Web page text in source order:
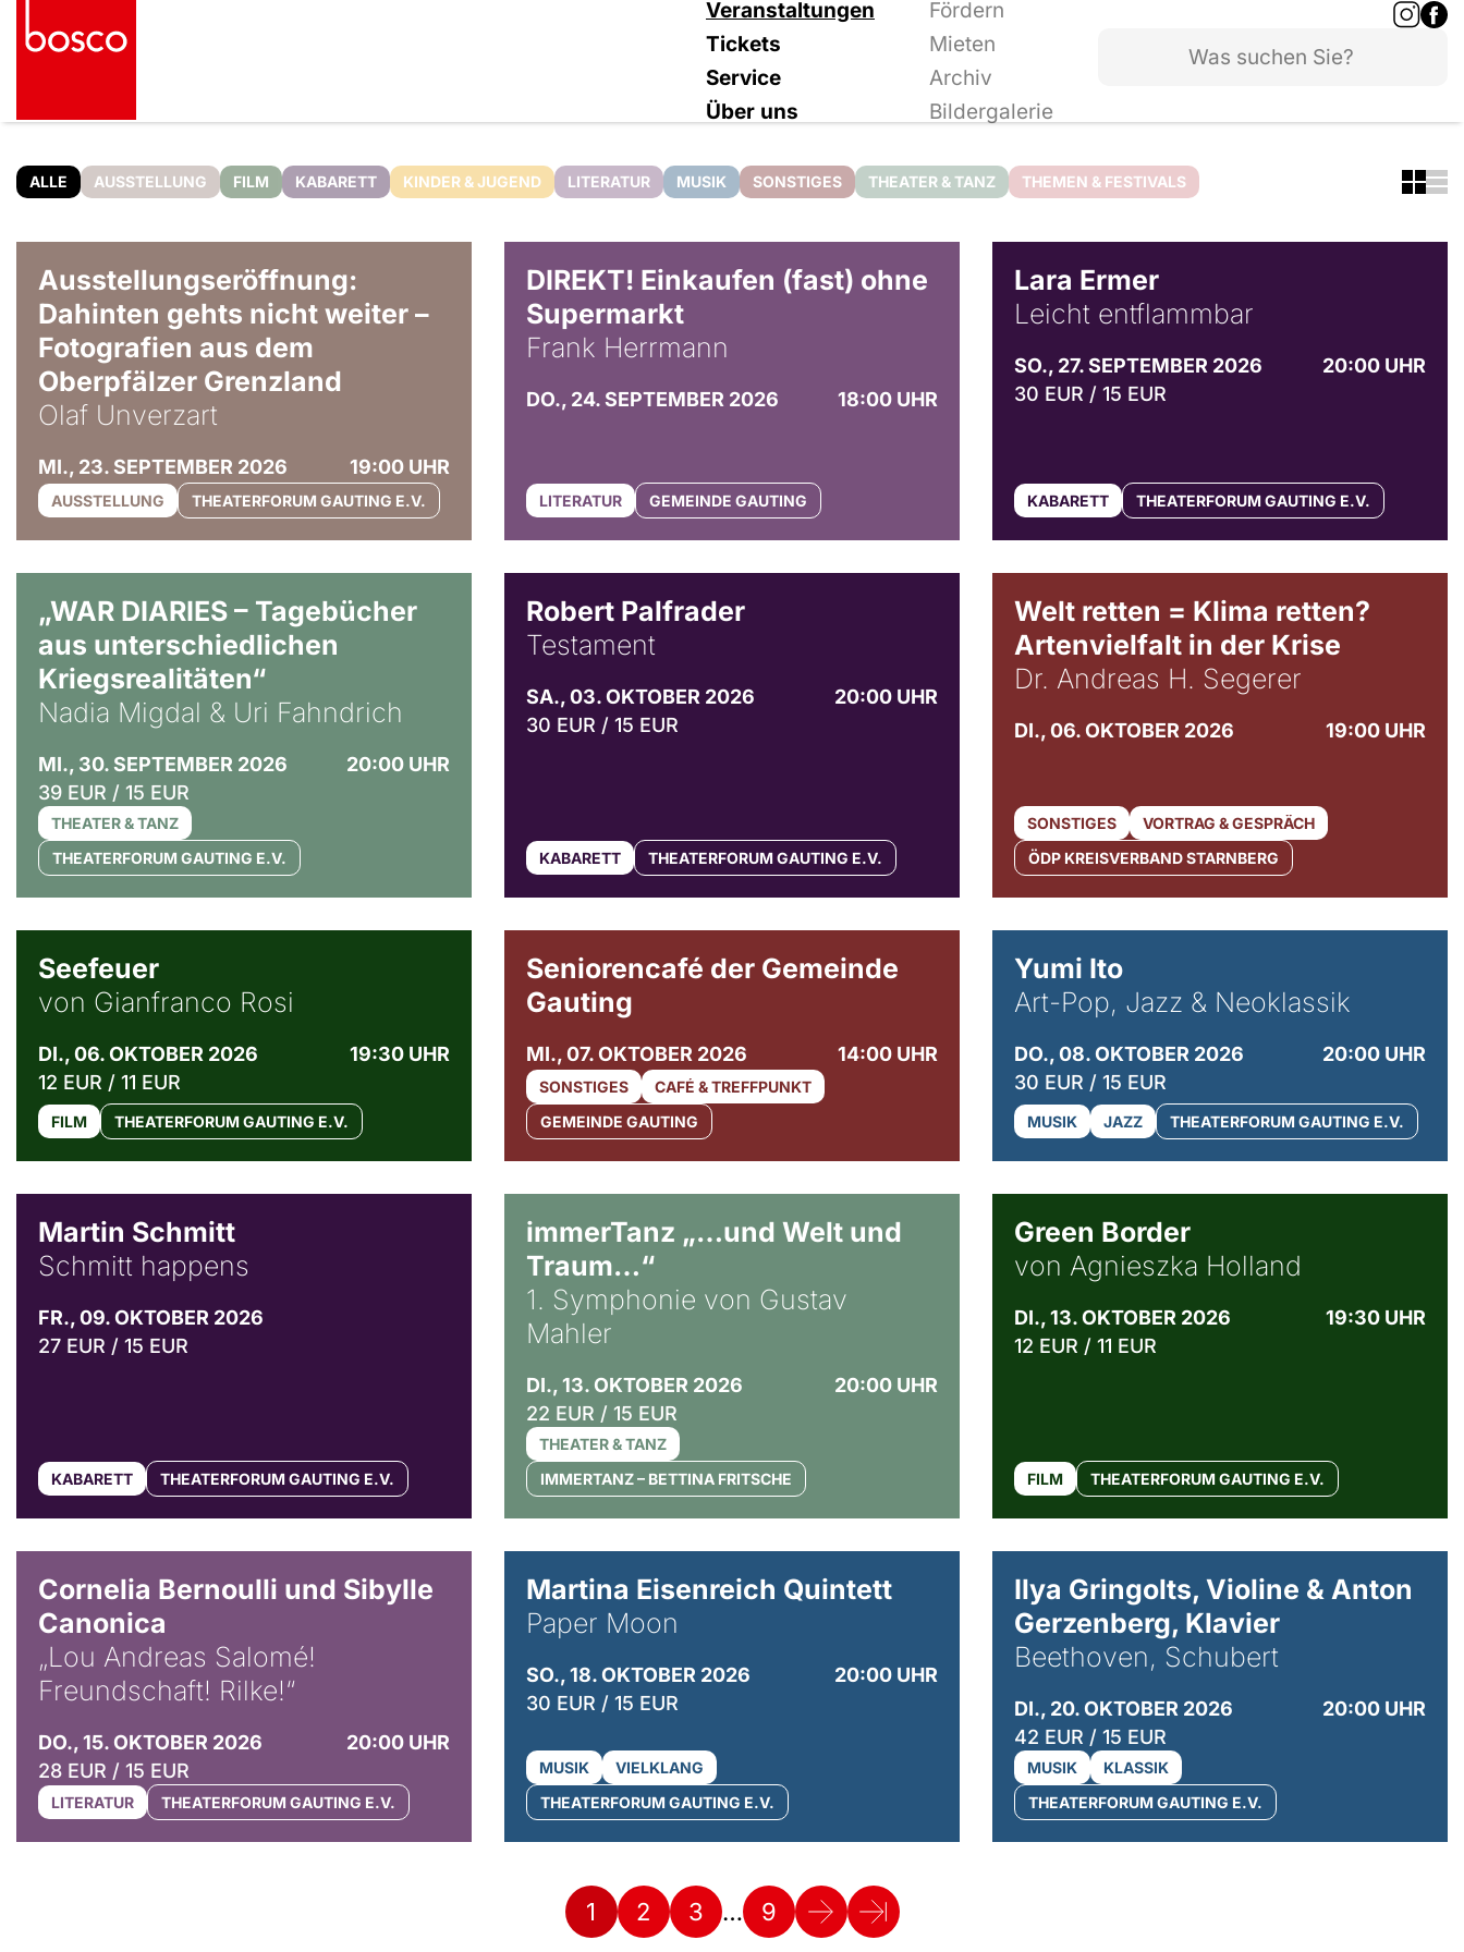
Veranstaltungen
Fördern
Tickets
Mieten
Service
Archiv
Über uns
Bildergalerie
ALLE AUSSTELLUNG FILM KABARETT KINDER & JUGEND LITERATUR MUSIK SONSTIGES THEATER & TANZ THEMEN & FESTIVALS
Ausstellungseröffnung:
Dahinten gehts nicht weiter –
Fotografien aus dem
Oberpfälzer Grenzland
Olaf Unverzart
MI., 23. SEPTEMBER 2026 19:00 UHR
AUSSTELLUNG THEATERFORUM GAUTING E.V.
DIREKT! Einkaufen (fast) ohne
Supermarkt
Frank Herrmann
DO., 24. SEPTEMBER 2026 18:00 UHR
LITERATUR GEMEINDE GAUTING
Lara Ermer
Leicht entflammbar
SO., 27. SEPTEMBER 2026
20:00 UHR
30 EUR / 15 EUR
KABARETT THEATERFORUM GAUTING E.V.
„WAR DIARIES – Tagebücher
aus unterschiedlichen
Kriegsrealitäten“
Nadia Migdal & Uri Fahndrich
MI., 30. SEPTEMBER 2026
20:00 UHR
39 EUR / 15 EUR
THEATER & TANZ
THEATERFORUM GAUTING E.V.
Robert Palfrader
Testament
SA., 03. OKTOBER 2026
20:00 UHR
30 EUR / 15 EUR
KABARETT THEATERFORUM GAUTING E.V.
Welt retten = Klima retten?
Artenvielfalt in der Krise
Dr. Andreas H. Segerer
DI., 06. OKTOBER 2026 19:00 UHR
SONSTIGES
VORTRAG & GESPRÄCH
ÖDP KREISVERBAND STARNBERG
Seefeuer
von Gianfranco Rosi
DI., 06. OKTOBER 2026
19:30 UHR
12 EUR / 11 EUR
FILM THEATERFORUM GAUTING E.V.
Seniorencafé der Gemeinde
Gauting
MI., 07. OKTOBER 2026 14:00 UHR
SONSTIGES
CAFÉ & TREFFPUNKT
GEMEINDE GAUTING
Yumi Ito
Art-Pop, Jazz & Neoklassik
DO., 08. OKTOBER 2026
20:00 UHR
30 EUR / 15 EUR
MUSIK JAZZ THEATERFORUM GAUTING E.V.
Martin Schmitt
Schmitt happens
FR., 09. OKTOBER 2026
27 EUR / 15 EUR
KABARETT THEATERFORUM GAUTING E.V.
immerTanz „…und Welt und
Traum…“
1. Symphonie von Gustav
Mahler
DI., 13. OKTOBER 2026
20:00 UHR
22 EUR / 15 EUR
THEATER & TANZ
IMMERTANZ – BETTINA FRITSCHE
Green Border
von Agnieszka Holland
DI., 13. OKTOBER 2026
19:30 UHR
12 EUR / 11 EUR
FILM THEATERFORUM GAUTING E.V.
Cornelia Bernoulli und Sibylle
Canonica
„Lou Andreas Salomé!
Freundschaft! Rilke!“
DO., 15. OKTOBER 2026
20:00 UHR
28 EUR / 15 EUR
LITERATUR THEATERFORUM GAUTING E.V.
Martina Eisenreich Quintett
Paper Moon
SO., 18. OKTOBER 2026
20:00 UHR
30 EUR / 15 EUR
MUSIK
VIELKLANG
THEATERFORUM GAUTING E.V.
Ilya Gringolts, Violine & Anton
Gerzenberg, Klavier
Beethoven, Schubert
DI., 20. OKTOBER 2026
20:00 UHR
42 EUR / 15 EUR
MUSIK
KLASSIK
THEATERFORUM GAUTING E.V.
1 2 3 … 9